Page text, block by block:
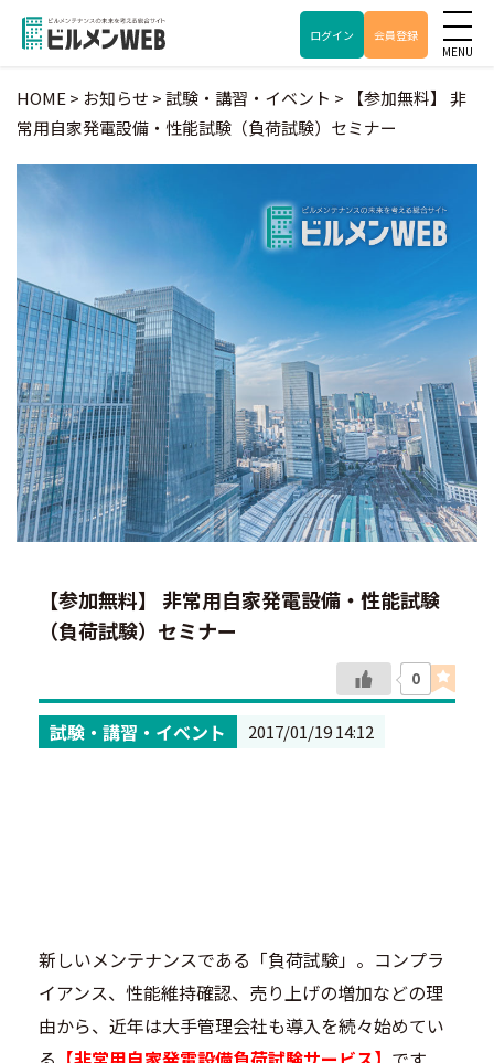
ログイン 会員登録
HOME > お知らせ >試験・講習・イベント >
【参加無料】 非
常用自家発電設備・性能試験（負荷試験）セミナー
【参加無料】 非常用自家発電設備・性能試験
（負荷試験）セミナー
0
試験・講習・イベント 2017/01/19 14:12
新しいメンテナンスである「負荷試験」。コンプラ
イアンス、性能維持確認、売り上げの増加などの理
由から、近年は大手管理会社も導入を続々始めてい